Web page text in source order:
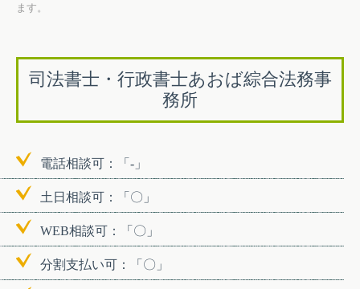
ます。
司法書士・行政書士あおば綜合法務事
務所
電話相談可：「-」
土日相談可：「〇」
WEB相談可：「〇」
分割支払い可：「〇」